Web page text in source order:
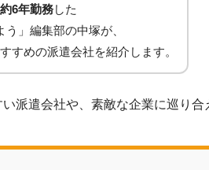
6年勤務した
う」編集部の中塚が、
すめの派遣会社を紹介します。
派遣会社や、素敵な企業に巡り合